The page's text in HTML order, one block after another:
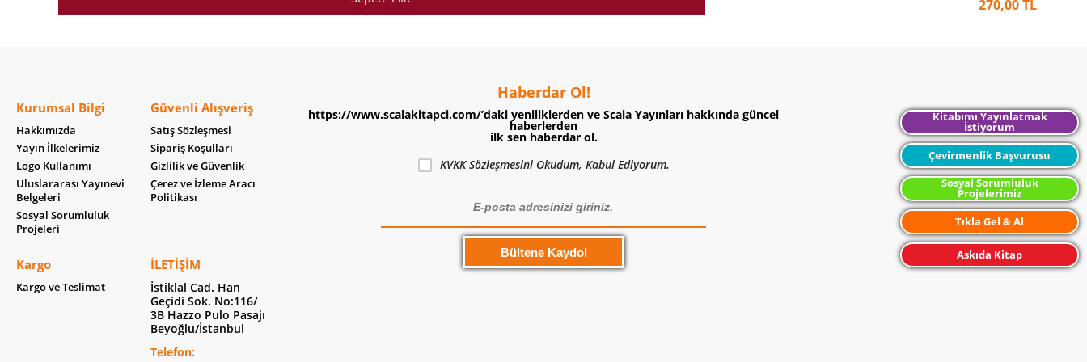
270,00 TL
Kurumsal Bilgi
Hakkımızda
Yayın İlkelerimiz
Logo Kullanımı
Uluslararası Yayınevi
Belgeleri
Sosyal Sorumluluk
Projeleri
Güvenli Alışveriş
Satış Sözleşmesi
Sipariş Koşulları
Gizlilik ve Güvenlik
Çerez ve İzleme Aracı
Politikası
Kargo
Kargo ve Teslimat
İLETIŞIM
İstiklal Cad. Han
Geçidi Sok. No:116/
3B Hazzo Pulo Pasajı
Beyoğlu/İstanbul
Telefon:
Haberdar Ol!
https://www.scalakitapci.com/’daki yeniliklerden ve Scala Yayınları hakkında güncel
haberlerden
ilk sen haberdar ol.
KVKK SözleşmesiniOkudum, Kabul Ediyorum.
Kitabımı Yayınlatmak
İstiyorum
Çevirmenlik Başvurusu
Sosyal Sorumluluk
Projelerimiz
Tıkla Gel & Al
Askıda Kitap